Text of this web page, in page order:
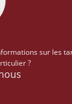
sur les
?